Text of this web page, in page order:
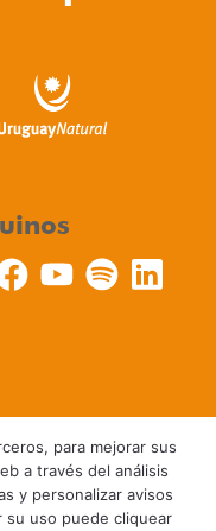
de privacidad
de Cookies
para mejorar sus
a través del análisis
y personalizar avisos
uso puede cliquear